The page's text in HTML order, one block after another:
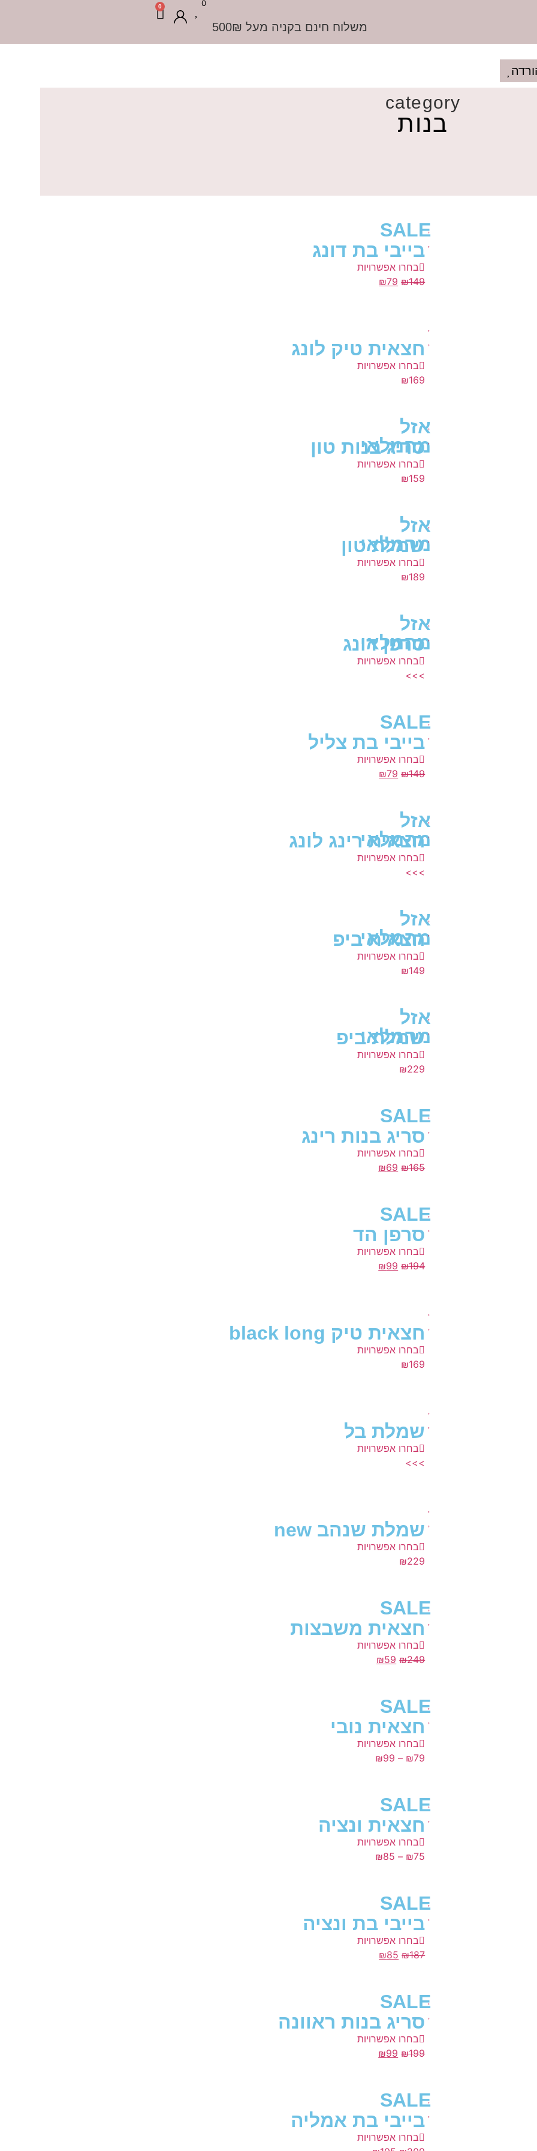
0
0
משלוח חינם בקניה מעל 500₪
category
בנות
SALE
בייבי בת דונג
בחרו אפשרויות
₪149
₪79
חצאית טיק לונג
בחרו אפשרויות
₪169
סריג בנות טון
בחרו אפשרויות
₪159
אזל
מהמלאי
שמלת טון
בחרו אפשרויות
₪189
אזל
מהמלאי
סרפן דונג
בחרו אפשרויות
>>>
אזל
מהמלאי
SALE
בייבי בת צליל
בחרו אפשרויות
₪149
₪79
חצאית רינג לונג
בחרו אפשרויות
>>>
אזל
מהמלאי
חצאית ביפ
בחרו אפשרויות
₪149
אזל
מהמלאי
שמלת ביפ
בחרו אפשרויות
₪229
אזל
מהמלאי
SALE
סריג בנות רינג
בחרו אפשרויות
₪165
₪69
SALE
סרפן הד
בחרו אפשרויות
₪194
₪99
חצאית טיק black long
בחרו אפשרויות
₪169
שמלת בל
בחרו אפשרויות
>>>
שמלת שנהב new
בחרו אפשרויות
₪229
SALE
חצאית משבצות
בחרו אפשרויות
₪249
₪59
SALE
חצאית נובי
בחרו אפשרויות
₪79
–
₪99
SALE
חצאית ונציה
בחרו אפשרויות
₪75
–
₪85
SALE
בייבי בת ונציה
בחרו אפשרויות
₪187
₪85
SALE
סריג בנות ראוונה
בחרו אפשרויות
₪199
₪99
SALE
בייבי בת אמליה
בחרו אפשרויות